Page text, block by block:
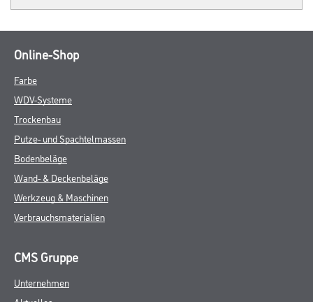
Online-Shop
Farbe
WDV-Systeme
Trockenbau
Putze- und Spachtelmassen
Bodenbeläge
Wand- & Deckenbeläge
Werkzeug & Maschinen
Verbrauchsmaterialien
CMS Gruppe
Unternehmen